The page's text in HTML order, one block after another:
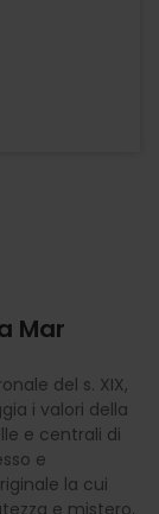
Mar
del s. XIX,
i valori della
e centrali di
e
la cui